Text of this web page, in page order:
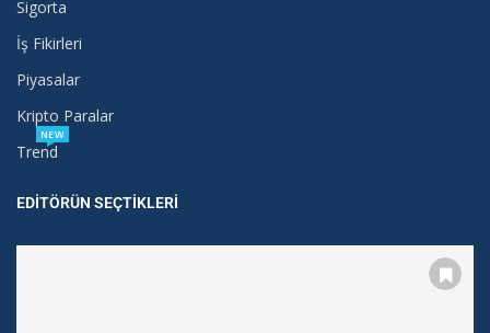
Sigorta
İş Fikirleri
Piyasalar
Kripto Paralar
Trend
NEW
EDITÖRÜN SEÇTIKLERI